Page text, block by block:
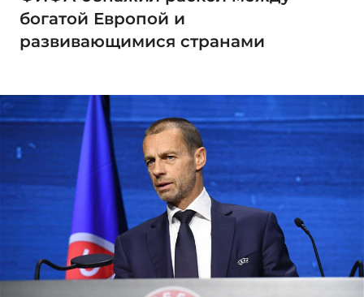
богатой Европой и
развивающимися странами